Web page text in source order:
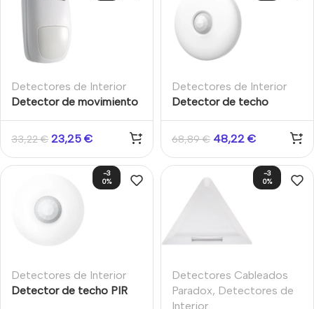
Detectores de Interior
Detector de movimiento
Grado 2 PIR QUAD 15m
Interior Aritech
33,22€ 23,25 €
Detectores de Interior
Detector de techo
Doble tecnología
Infrarrojo Microondas
Hikvision
68,89€ 48,22 €
-3
0%
Detectores de Interior
Detector de techo PIR
-3
0%
Detectores Cableados
Paradox, Detectores de
Interior